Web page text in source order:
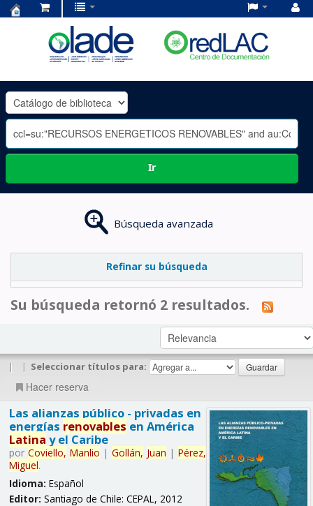
OLADE
-
Ir
Búsqueda avanzada
Refinar su búsqueda
Su búsqueda retornó 2 resultados.
| | Seleccionar títulos para:
Hacer reserva
Las alianzas público - privadas en
energías renovables en América
Latina y el Caribe
por Coviello, Manlio | Gollán, Juan | Pérez,
Miguel.
Idioma: Español
Editor: Santiago de Chile: CEPAL, 2012